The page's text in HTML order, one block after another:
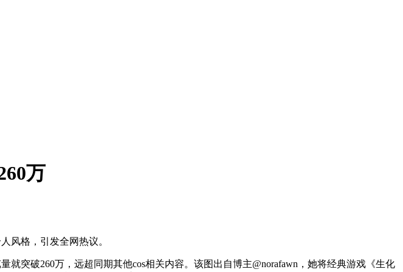
万
风格，引发全网热议。
就突破260万，远超同期其他cos相关内容。该图出自博主@norafawn，她将经典游戏《生化